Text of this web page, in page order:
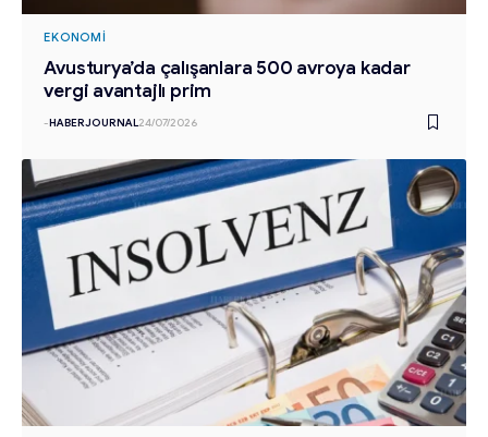
EKONOMI
Avusturya’da çalışanlara 500 avroya kadar
vergi avantajlı prim
-HABERJOURNAL24/07/2026